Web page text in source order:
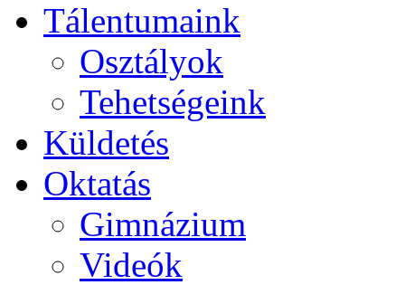
Tálentumaink
Osztályok
Tehetségeink
Küldetés
Oktatás
Gimnázium
Videók